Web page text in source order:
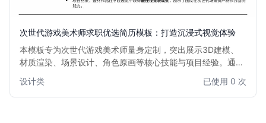
次世代游戏美术师求职优选简历模板：打造沉浸式视觉体验
本模板专为次世代游戏美术师量身定制，突出展示3D建模、
材质渲染、场景设计、角色原画等核心技能与项目经验。通过
速吸引游戏公司HR的目光，是进入头部游戏工作室的理想选
择。
设计类 已使用 0 次